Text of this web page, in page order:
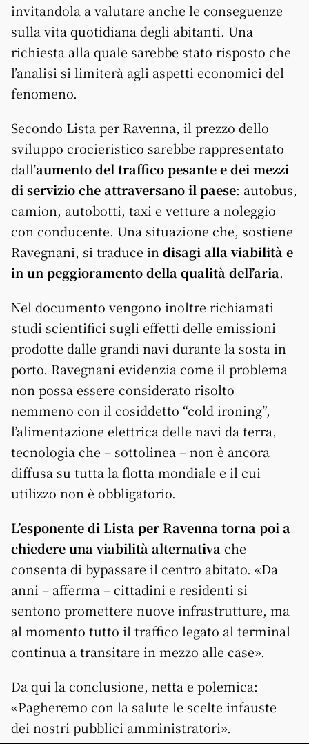
invitandola a valutare anche le conseguenze
sulla vita quotidiana degli abitanti. Una
richiesta alla quale sarebbe stato risposto che
l’analisi si limiterà agli aspetti economici del
fenomeno.
Secondo Lista per Ravenna, il prezzo dello
sviluppo crocieristico sarebbe rappresentato
dall’aumento del traffico pesante e dei mezzi
di servizio che attraversano il paese: autobus,
camion, autobotti, taxi e vetture a noleggio
con conducente. Una situazione che, sostiene
Ravegnani, si traduce in disagi alla viabilità e
in un peggioramento della qualità dell’aria.
Nel documento vengono inoltre richiamati
studi scientifici sugli effetti delle emissioni
prodotte dalle grandi navi durante la sosta in
porto. Ravegnani evidenzia come il problema
non possa essere considerato risolto
nemmeno con il cosiddetto “cold ironing”,
l’alimentazione elettrica delle navi da terra,
tecnologia che – sottolinea – non è ancora
diffusa su tutta la flotta mondiale e il cui
utilizzo non è obbligatorio.
L’esponente di Lista per Ravenna torna poi a
chiedere una viabilità alternativa che
consenta di bypassare il centro abitato. «Da
anni – afferma – cittadini e residenti si
sentono promettere nuove infrastrutture, ma
al momento tutto il traffico legato al terminal
continua a transitare in mezzo alle case».
Da qui la conclusione, netta e polemica:
«Pagheremo con la salute le scelte infauste
dei nostri pubblici amministratori».